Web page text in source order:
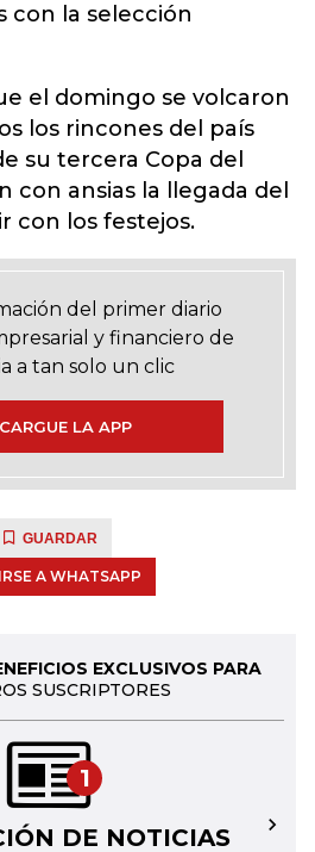
con la selección
el domingo se volcaron
los rincones del país
su tercera Copa del
con ansias la llegada del
con los festejos.
del primer diario
y financiero de
a tan solo un clic
LA APP
GUARDAR
A WHATSAPP
EXCLUSIVOS PARA
SUSCRIPTORES
1
DE NOTICIAS →